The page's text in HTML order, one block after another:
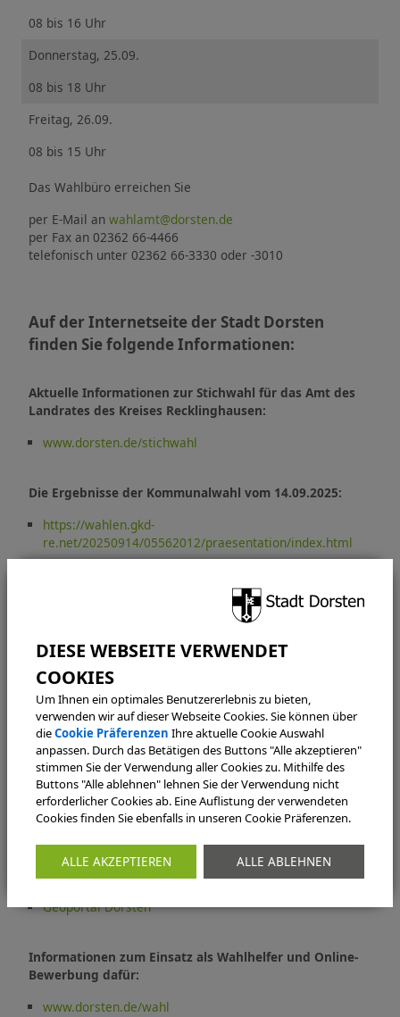
08 bis 16 Uhr
Donnerstag, 25.09.
08 bis 18 Uhr
Freitag, 26.09.
08 bis 15 Uhr
Das Wahlbüro erreichen Sie
per E-Mail an wahlamt@dorsten.de
per Fax an 02362 66-4466
telefonisch unter 02362 66-3330 oder -3010
Auf der Internetseite der Stadt Dorsten
finden Sie folgende Informationen:
Aktuelle Informationen zur Stichwahl für das Amt des
Landrates des Kreises Recklinghausen:
www.dorsten.de/stichwahl
Die Ergebnisse der Kommunalwahl vom 14.09.2025:
https://wahlen.gkd-
re.net/20250914/05562012/praesentation/index.html
Allgemeine Informationen zur Kommunalwahl:
Briefwahl-Unterlagen online beantragen:
www.dorsten.de/briefwahlantrag
Liste der Wahllokale:
https://www.dorsten.de/rathaus-
stadt/politik/wahlen/wahllokale
Interaktive Karte der Wahllokale, Stimmbezirke und
Wahlbezirke:
Geoportal Dorsten
Informationen zum Einsatz als Wahlhelfer und Online-
Bewerbung dafür:
www.dorsten.de/wahl
Um Ihnen ein optimales Benutzererlebnis zu bieten,
verwenden wir auf dieser Webseite Cookies. Sie können über
dieCookie Präferenzen Ihre aktuelle Cookie Auswahl
anpassen. Durch das Betätigen des Buttons "Alle akzeptieren"
stimmen Sie der Verwendung aller Cookies zu. Mithilfe des
Buttons "Alle ablehnen" lehnen Sie der Verwendung nicht
erforderlicher Cookies ab. Eine Auflistung der verwendeten
Cookies finden Sie ebenfalls in unseren Cookie Präferenzen.
ALLE AKZEPTIEREN ALLE ABLEHNEN